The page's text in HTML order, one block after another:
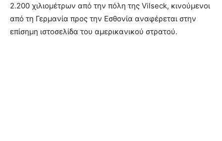
2.200 χιλιομέτρων από την πόλη της Vilseck, κινούμενοι
από τη Γερμανία προς την Εσθονία αναφέρεται στην
επίσημη ιστοσελίδα του αμερικανικού στρατού.